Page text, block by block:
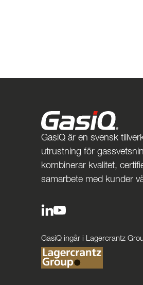
GasiQ är en svensk
utrustning för
kombinerar kvalitet,
samarbete med kunder
GasiQ ingår i Lagercrantz